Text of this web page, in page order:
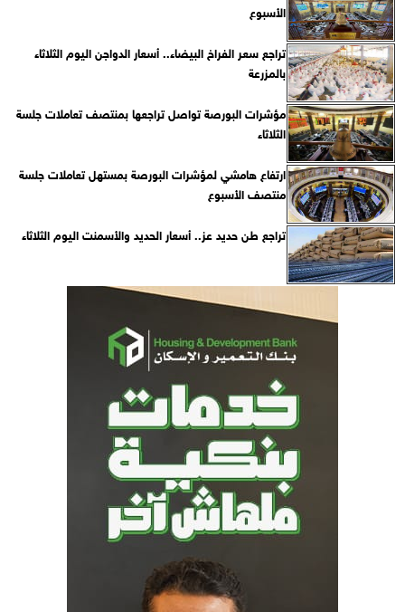
الأسبوع
تراجع سعر الفراخ البيضاء.. أسعار الدواجن اليوم الثلاثاء
بالمزرعة
مؤشرات البورصة تواصل تراجعها بمنتصف تعاملات جلسة
الثلاثاء
ارتفاع هامشي لمؤشرات البورصة بمستهل تعاملات جلسة
منتصف الأسبوع
تراجع طن حديد عز.. أسعار الحديد والأسمنت اليوم الثلاثاء